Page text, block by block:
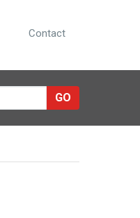
Contact
GO